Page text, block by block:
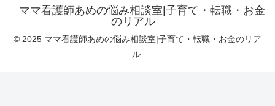
ママ看護師あめの悩み相談室|子育て・転職・お金
のリアル
© 2025 ママ看護師あめの悩み相談室|子育て・転職・お金のリア
ル.